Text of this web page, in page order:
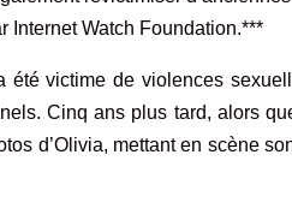
Internet Watch Foundation.***
victime de violences
Cinq ans plus tard, alors
d’Olivia, mettant en scène